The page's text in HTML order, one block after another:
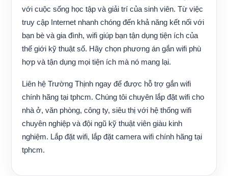
với cuộc sống học tập và giải trí của sinh viên. Từ việc
truy cập Internet nhanh chóng đến khả năng kết nối với
bạn bè và gia đình, wifi giúp bạn tận dụng tiện ích của
thế giới kỹ thuật số. Hãy chọn phương án gắn wifi phù
hợp và tận dụng mọi tiện ích mà nó mang lại.
Liên hệ Trường Thịnh ngay để được hỗ trợ gắn wifi
chính hãng tại tphcm. Chúng tôi chuyên lắp đặt wifi cho
nhà ở, văn phòng, công ty, siêu thị với hệ thống wifi
chuyên nghiệp và đội ngũ kỹ thuật viên giàu kinh
nghiệm. Lắp đặt wifi, lắp đặt camera wifi chính hãng tại
tphcm.